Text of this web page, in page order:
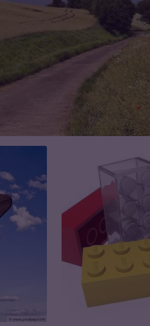
© www.pixabay.com